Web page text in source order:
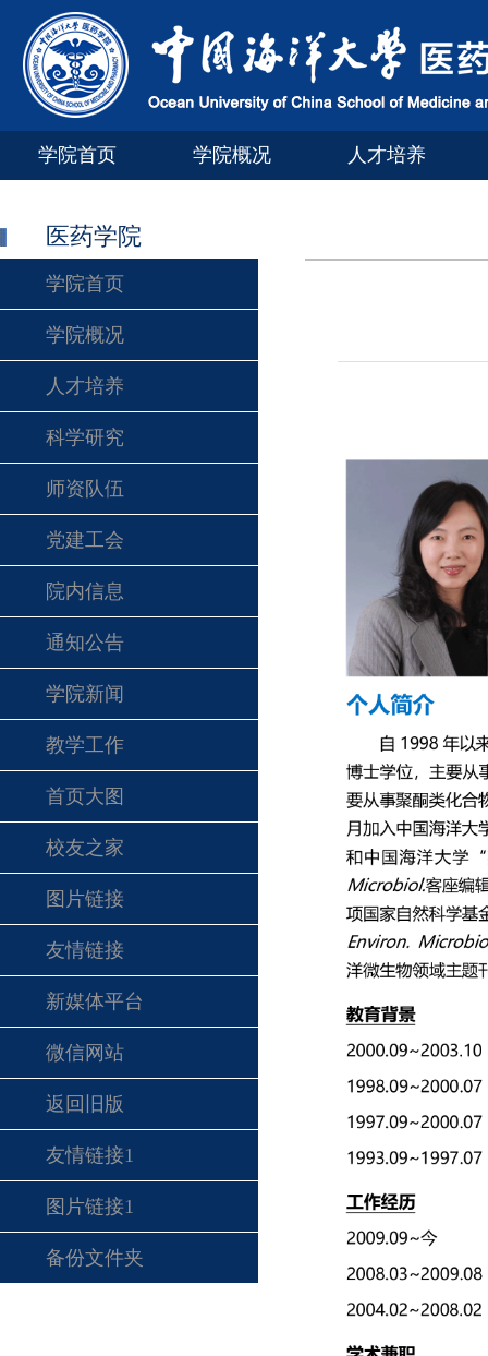
学院首页 学院概况 人才培养
医药学院
学院首页
学院概况
人才培养
科学研究
师资队伍
党建工会
院内信息
通知公告
学院新闻
教学工作
首页大图
校友之家
图片链接
友情链接
新媒体平台
微信网站
返回旧版
友情链接1
图片链接1
备份文件夹